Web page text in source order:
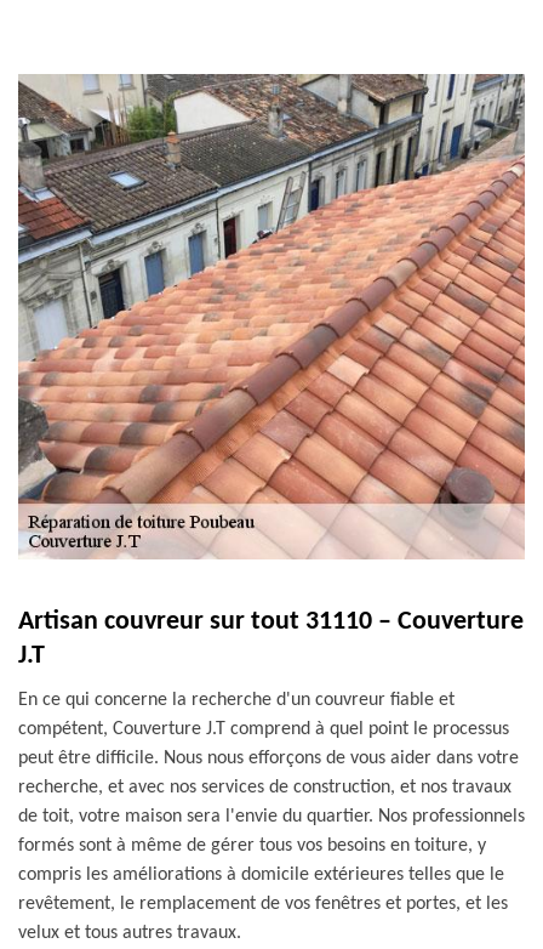
Artisan couvreur sur tout 31110 – Couverture
J.T
En ce qui concerne la recherche d'un couvreur fiable et
compétent, Couverture J.T comprend à quel point le processus
peut être difficile. Nous nous efforçons de vous aider dans votre
recherche, et avec nos services de construction, et nos travaux
de toit, votre maison sera l'envie du quartier. Nos professionnels
formés sont à même de gérer tous vos besoins en toiture, y
compris les améliorations à domicile extérieures telles que le
revêtement, le remplacement de vos fenêtres et portes, et les
velux et tous autres travaux.